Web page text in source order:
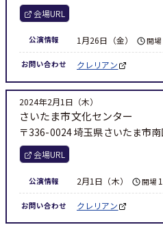
会場URL
公演情報 1月26日（金） 開場
お問い合わせ クレリアン
2024年2月1日（木）
さいたま市文化センター
〒336-0024 埼玉県さいたま市
会場URL
公演情報 2月1日（木） 開場
お問い合わせ クレリアン